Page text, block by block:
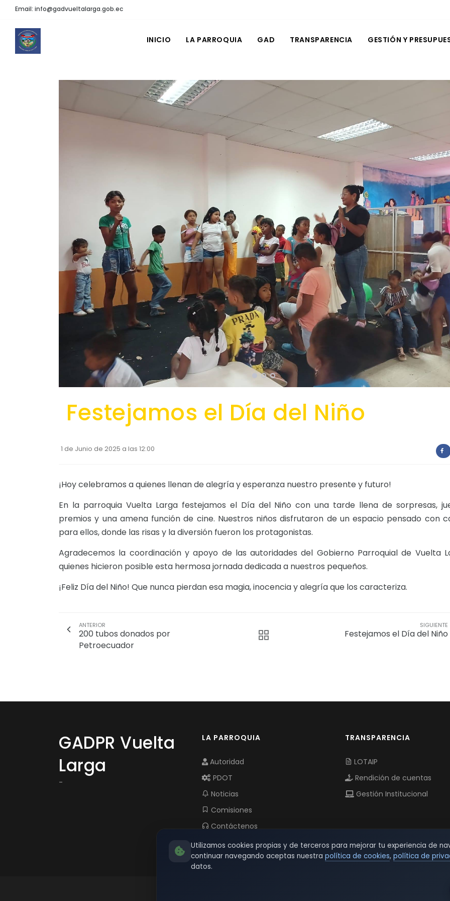
Email: info@gadvueltalarga.gob.ec
INICIO LA PARROQUIA GAD TRANSPARENCIA GESTIÓN Y
Festejamos el Día del Niño
1 de Junio de 2025 a las 12:00
¡Hoy celebramos a quienes llenan de alegría y esperanza nuestro presente y futuro!
En la parroquia Vuelta Larga festejamos el Día del Niño con una tarde llena de sorpresas,
premios y una amena función de cine. Nuestros niños disfrutaron de un espacio pensado con
para ellos, donde las risas y la diversión fueron los protagonistas.
Agradecemos la coordinación y apoyo de las autoridades del Gobierno Parroquial de Vuelta
quienes hicieron posible esta hermosa jornada dedicada a nuestros pequeños.
¡Feliz Día del Niño! Que nunca pierdan esa magia, inocencia y alegría que los caracteriza.
ANTERIOR
200 tubos donados por
Petroecuador
SIGUIENTE
Festejamos el Día del Niño
GADPR Vuelta
Larga
-
LA PARROQUIA
Autoridad
PDOT
Noticias
Comisiones
Contáctenos
TRANSPARENCIA
LOTAIP
Rendición de cuentas
Gestión Institucional
Utilizamos cookies propias y de terceros para mejorar tu experiencia de
continuar navegando aceptas nuestra política de cookies, política de
datos.